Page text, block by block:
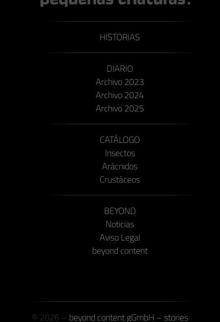
HISTORIAS
DIARIO
Archivo 2023
Archivo 2024
Archivo 2025
CATÁLOGO
Insectos
Arácnidos
Crustáceos
BEYOND
Noticias
Aviso Legal
beyond content
© 2026 – beyond content gGmbH – stories